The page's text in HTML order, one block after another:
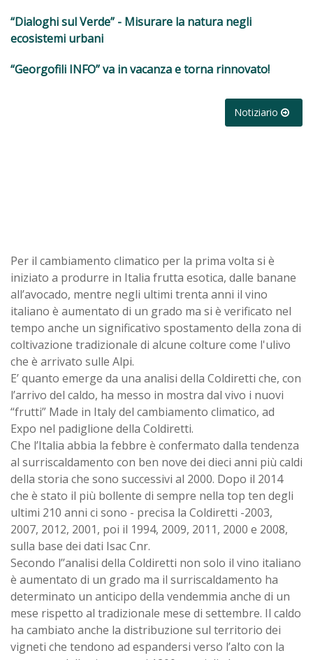
“Dialoghi sul Verde” - Misurare la natura negli
ecosistemi urbani
“Georgofili INFO” va in vacanza e torna rinnovato!
Notiziario
Per il cambiamento climatico per la prima volta si è
iniziato a produrre in Italia frutta esotica, dalle banane
all’avocado, mentre negli ultimi trenta anni il vino
italiano è aumentato di un grado ma si è verificato nel
tempo anche un significativo spostamento della zona di
coltivazione tradizionale di alcune colture come l'ulivo
che è arrivato sulle Alpi.
E’ quanto emerge da una analisi della Coldiretti che, con
l’arrivo del caldo, ha messo in mostra dal vivo i nuovi
“frutti” Made in Italy del cambiamento climatico, ad
Expo nel padiglione della Coldiretti.
Che l’Italia abbia la febbre è confermato dalla tendenza
al surriscaldamento con ben nove dei dieci anni più caldi
della storia che sono successivi al 2000. Dopo il 2014
che è stato il più bollente di sempre nella top ten degli
ultimi 210 anni ci sono - precisa la Coldiretti -2003,
2007, 2012, 2001, poi il 1994, 2009, 2011, 2000 e 2008,
sulla base dei dati Isac Cnr.
Secondo l’’analisi della Coldiretti non solo il vino italiano
è aumentato di un grado ma il surriscaldamento ha
determinato un anticipo della vendemmia anche di un
mese rispetto al tradizionale mese di settembre. Il caldo
ha cambiato anche la distribuzione sul territorio dei
vigneti che tendono ad espandersi verso l’alto con la